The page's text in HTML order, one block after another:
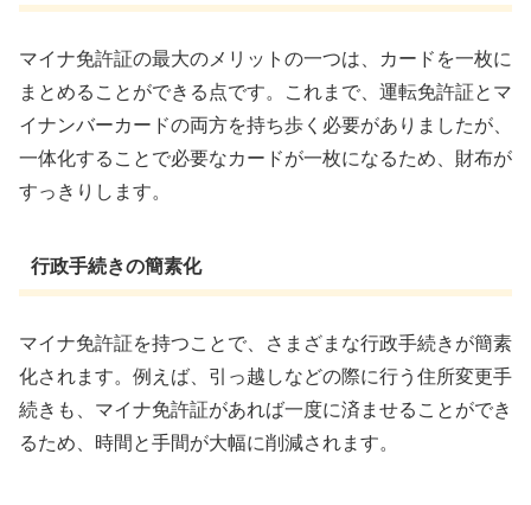
マイナ免許証の最大のメリットの一つは、カードを一枚に
まとめることができる点です。これまで、運転免許証とマ
イナンバーカードの両方を持ち歩く必要がありましたが、
一体化することで必要なカードが一枚になるため、財布が
すっきりします。
行政手続きの簡素化
マイナ免許証を持つことで、さまざまな行政手続きが簡素
化されます。例えば、引っ越しなどの際に行う住所変更手
続きも、マイナ免許証があれば一度に済ませることができ
るため、時間と手間が大幅に削減されます。